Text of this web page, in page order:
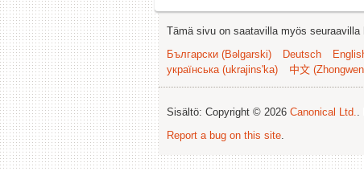
Tämä sivu on saatavilla myös seuraavilla
Български (Bəlgarski)
Deutsch
українська (ukrajins'ka)
中文
Sisältö: Copyright © 2026 Canonical Ltd..
Report a bug on this site.